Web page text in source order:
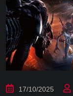
17/10/2025